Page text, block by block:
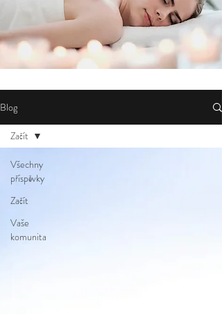
Blog
Všechny
příspěvky
Začít
Vaše
komunita
Začít